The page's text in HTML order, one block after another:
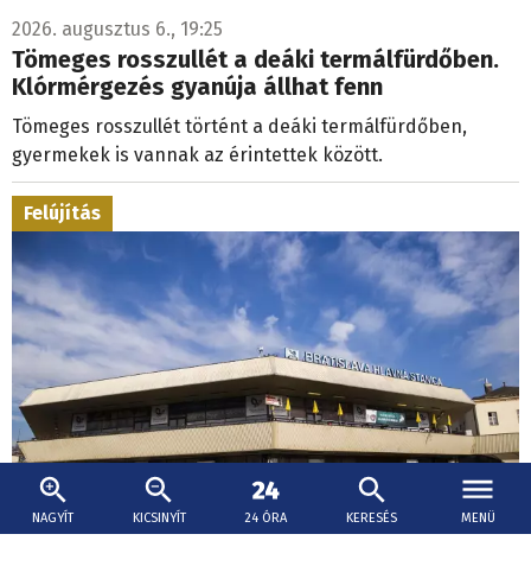
NAGYÍT KICSINYÍT 24 ÓRA KERESÉS MENÜ
2026. augusztus 6., 19:25
Tömeges rosszullét a deáki termálfürdőben.
Klórmérgezés gyanúja állhat fenn
Tömeges rosszullét történt a deáki termálfürdőben,
gyermekek is vannak az érintettek között.
Felújítás